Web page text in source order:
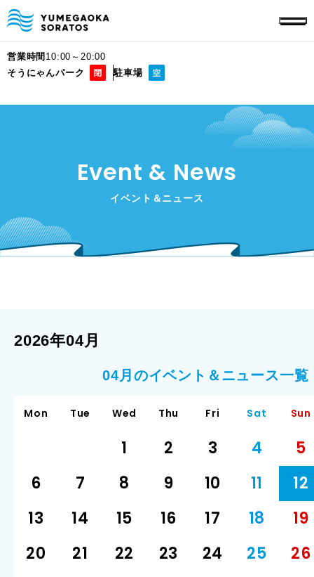
営業時間 10:00～20:00
そうにゃんパーク
駐車場
Event & News
イベント＆ニュース
2026年04月
04月のイベント＆ニュース一
Mon Tue Wed Thu Fri Sat Sun
1 2 3 4
5
6
7 8 9 10 11
12
13
14 15 16 17 18
19
20
21 22 23 24 25
26